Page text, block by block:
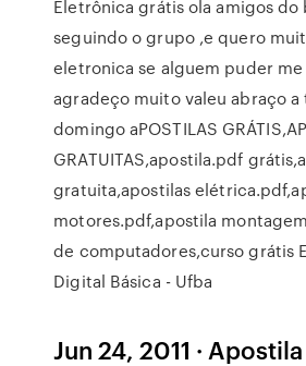
Eletrônica grátis ola amigos
seguindo o grupo ,e quero
eletronica se alguem puder
agradeço muito valeu abraço
domingo aPOSTILAS
GRATUITAS,apostila.pdf
gratuita,apostilas
motores.pdf,apostila
de computadores,curso grátis
Digital Básica - Ufba
Jun 24, 2011 · Apostila